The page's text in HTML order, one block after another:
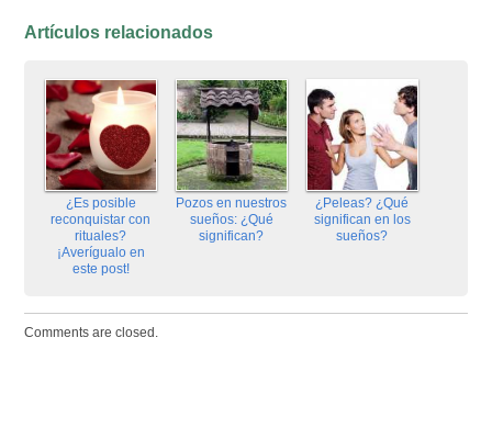
Artículos relacionados
¿Es posible
reconquistar con
rituales?
¡Averígualo en
este post!
Pozos en nuestros
sueños: ¿Qué
significan?
¿Peleas? ¿Qué
significan en los
sueños?
Comments are closed.